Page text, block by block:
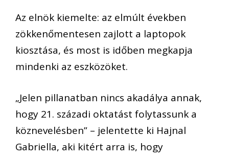
Az elnök kiemelte: az elmúlt években
zökkenőmentesen zajlott a laptopok
kiosztása, és most is időben megkapja
mindenki az eszközöket.
„Jelen pillanatban nincs akadálya annak,
hogy 21. századi oktatást folytassunk a
köznevelésben” – jelentette ki Hajnal
Gabriella, aki kitért arra is, hogy